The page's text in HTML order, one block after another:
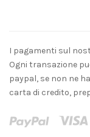
I pagamenti sul
Ogni transazione
paypal, se non ne
carta di credito,